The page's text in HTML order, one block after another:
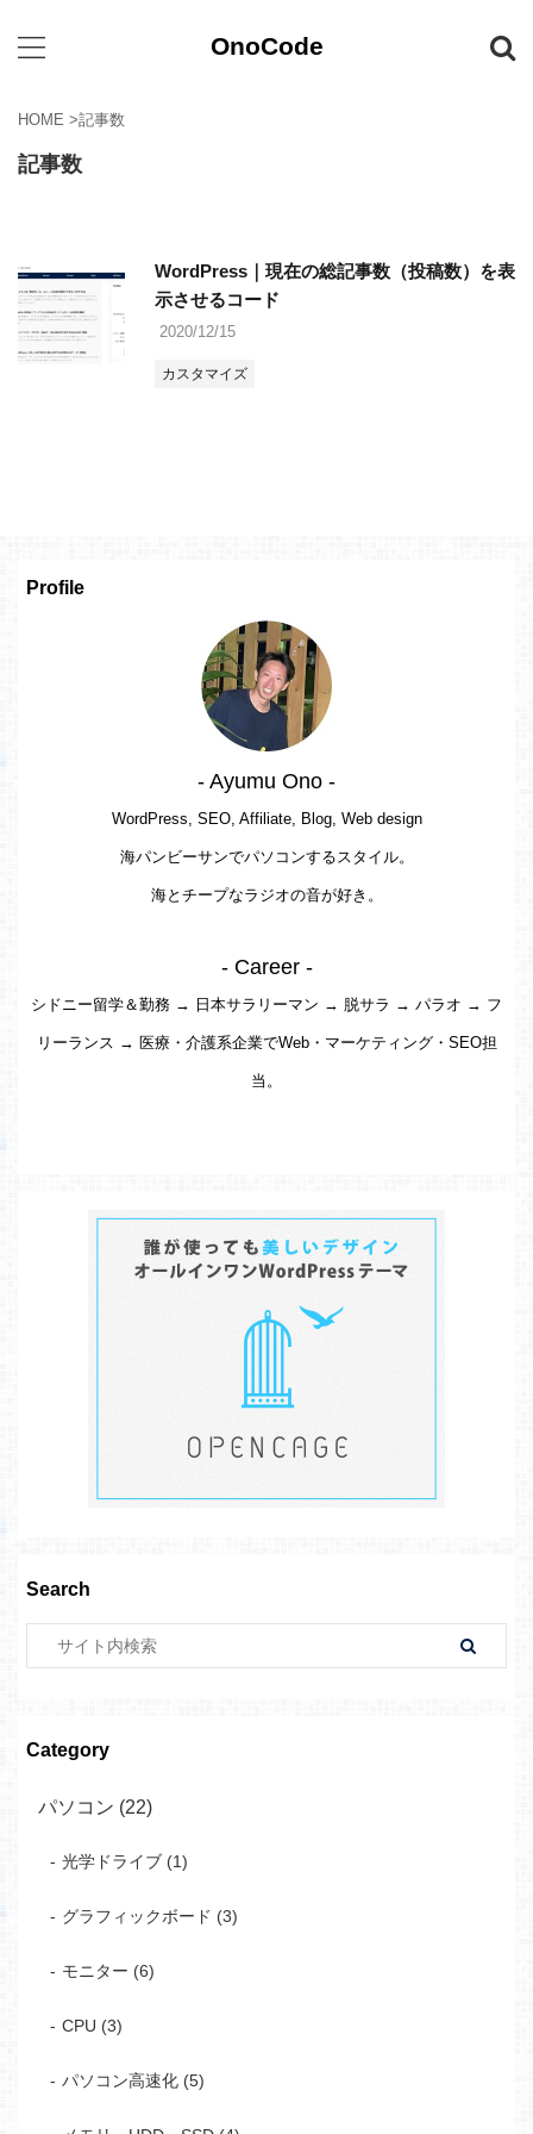
OnoCode
HOME >記事数
記事数
WordPress｜現在の総記事数（投稿数）を表
示させるコード
2020/12/15
カスタマイズ
Profile
- Ayumu Ono -
WordPress, SEO, Affiliate, Blog, Web design
海パンビーサンでパソコンするスタイル。
海とチープなラジオの音が好き。
- Career -
シドニー留学＆勤務 → 日本サラリーマン → 脱サラ → パラオ → フ
リーランス → 医療・介護系企業でWeb・マーケティング・SEO担
当。
Search
Category
パソコン (22)
光学ドライブ (1)
グラフィックボード (3)
モニター (6)
CPU (3)
パソコン高速化 (5)